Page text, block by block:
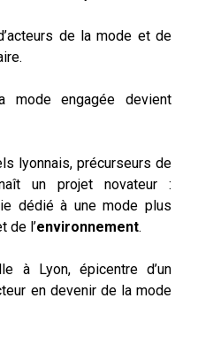
de la mode et de
mode engagée devient
lyonnais, précurseurs de
un projet novateur :
dédié à une mode plus
de l’environnement.
à Lyon, épicentre d’un
en devenir de la mode